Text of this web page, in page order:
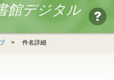
館デジタル
> 件名詳細